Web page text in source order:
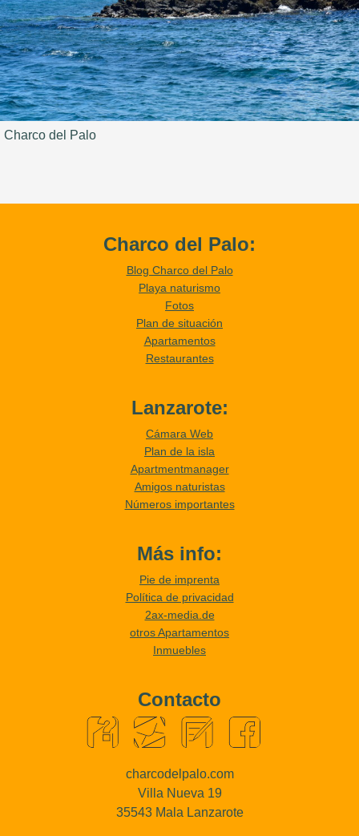
Charco del Palo
Charco del Palo:
Blog Charco del Palo
Playa naturismo
Fotos
Plan de situación
Apartamentos
Restaurantes
Lanzarote:
Cámara Web
Plan de la isla
Apartmentmanager
Amigos naturistas
Números importantes
Más info:
Pie de imprenta
Política de privacidad
2ax-media.de
otros Apartamentos
Inmuebles
Contacto
charcodelpalo.com
Villa Nueva 19
35543 Mala Lanzarote